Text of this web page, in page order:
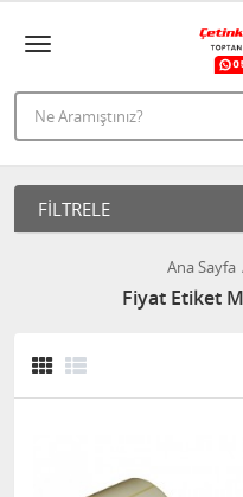
FILTRELE
Ana Sayfa
Fiyat Etiket